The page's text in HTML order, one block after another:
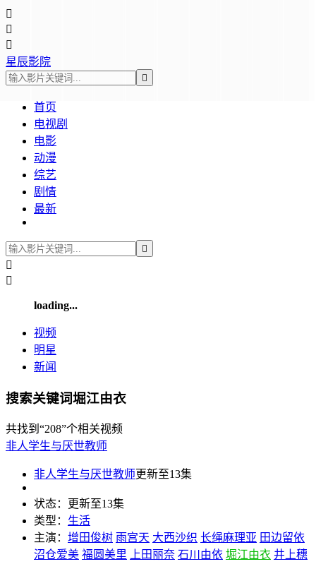



星辰影院

首页
电视剧
电影
动漫
综艺
剧情
最新



loading...
视频
明星
新闻
搜索关键词堀江由衣
共找到 “208”个相关视频
非人学生与厌世教师
非人学生与厌世教师更新至13集
状态：
更新至13集
类型： 生活
主演： 增田俊树 雨宫天 大西沙织 长绳麻理亚 田边留依
沼仓爱美 福圆美里 上田丽奈 石川由依 堀江由衣 井上穗